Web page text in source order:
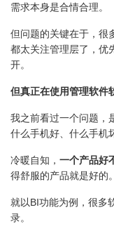
需求本身是合情合理。
但问题的关键在于，很
都太关注管理层了，优
开。
但真正在使用管理软件
我之前看过一个问题，
什么手机好、什么手机
冷暖自知， 一个产品好
得舒服的产品就是好的。
就以BI功能为例，很多
录。